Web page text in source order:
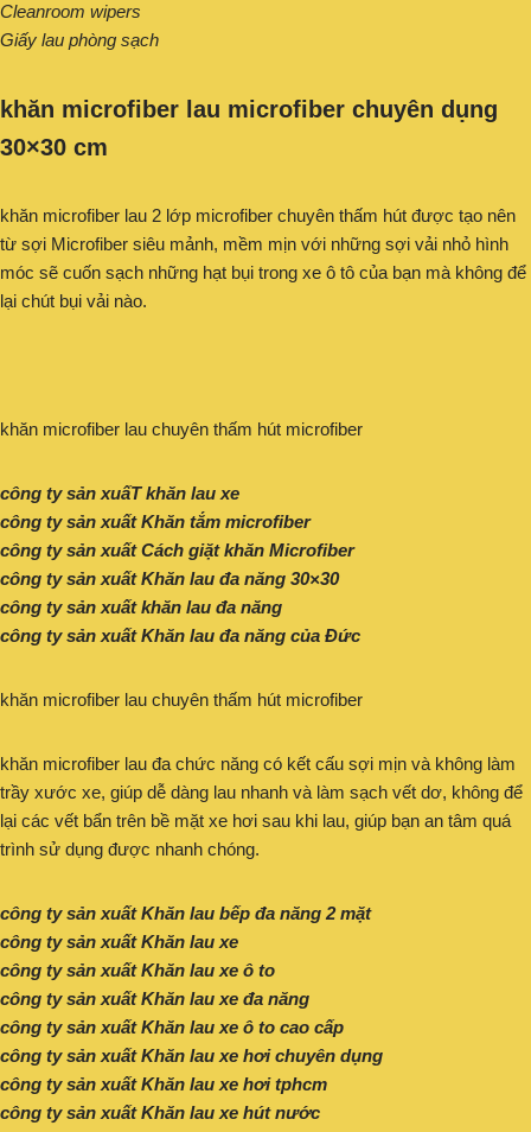
Cleanroom wipers
Giấy lau phòng sạch
khăn microfiber lau microfiber chuyên dụng
30×30 cm
khăn microfiber lau 2 lớp microfiber chuyên thấm hút được tạo nên
từ sợi Microfiber siêu mảnh, mềm mịn với những sợi vải nhỏ hình
móc sẽ cuốn sạch những hạt bụi trong xe ô tô của bạn mà không để
lại chút bụi vải nào.
khăn microfiber lau chuyên thấm hút microfiber
công ty sản xuấT khăn lau xe
công ty sản xuất Khăn tắm microfiber
công ty sản xuất Cách giặt khăn Microfiber
công ty sản xuất Khăn lau đa năng 30×30
công ty sản xuất khăn lau đa năng
công ty sản xuất Khăn lau đa năng của Đức
khăn microfiber lau chuyên thấm hút microfiber
khăn microfiber lau đa chức năng có kết cấu sợi mịn và không làm
trầy xước xe, giúp dễ dàng lau nhanh và làm sạch vết dơ, không để
lại các vết bẩn trên bề mặt xe hơi sau khi lau, giúp bạn an tâm quá
trình sử dụng được nhanh chóng.
công ty sản xuất Khăn lau bếp đa năng 2 mặt
công ty sản xuất Khăn lau xe
công ty sản xuất Khăn lau xe ô to
công ty sản xuất Khăn lau xe đa năng
công ty sản xuất Khăn lau xe ô to cao cấp
công ty sản xuất Khăn lau xe hơi chuyên dụng
công ty sản xuất Khăn lau xe hơi tphcm
công ty sản xuất Khăn lau xe hút nước